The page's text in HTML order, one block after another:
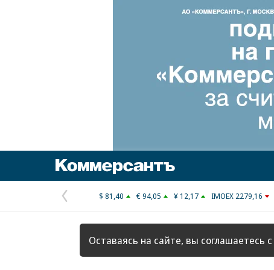
Предыдущая
страница
$ 81,40 € 94,05 ¥ 12,17 IMOEX 2279,16
Оставаясь на сайте, вы соглашаетесь с